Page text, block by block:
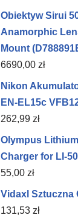
Obiektyw Sirui
Anamorphic
Mount
6690,00 zł
Nikon
EN-EL15c
262,99 zł
Olympus
Charger for LI-
55,00 zł
Vidaxl Sztuczna
131,53 zł